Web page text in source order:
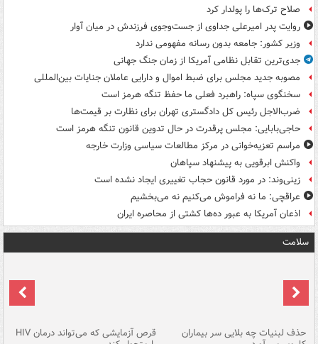
صلاح ترک‌ها را پولدار کرد
روایت پدر امیرعلی جداوی از جست‌وجوی فرزندش در میان آوار
وزیر کشور: جامعه بدون رسانه مفهومی ندارد
جدی‌ترین تقابل نظامی آمریکا از زمان جنگ جهانی
مصوبه جدید مجلس برای ضبط اموال و دارایی عاملان جنایات بین‌المللی
سخنگوی سپاه: راهبرد فعلی ما حفظ تنگه هرمز است
ضرب‌الاجل رئیس کل دادگستری تهران برای نظارت بر قیمت‌ها
حاجی‌بابایی: مجلس پرقدرت در حال تدوین قانون تنگه هرمز است
مراسم تعزیه‌خوانی در مرکز مطالعات سیاسی وزارت خارجه
واکنش ابرقویی به پیشنهاد سپاهان
زینی‌وند: در مورد قانون حجاب تغییری ایجاد نشده است
عراقچی: ما نه فراموش می‌کنیم نه می‌بخشیم
اذعان آمریکا به عبور ده‌ها کشتی از محاصره ایران
سلامت
حذف لبنیات چه بلایی سر بیماران قرص آزمایشی که می‌تواند درمان HIV